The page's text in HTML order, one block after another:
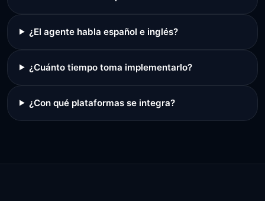
¿El agente habla español e inglés?
¿Cuánto tiempo toma implementarlo?
¿Con qué plataformas se integra?